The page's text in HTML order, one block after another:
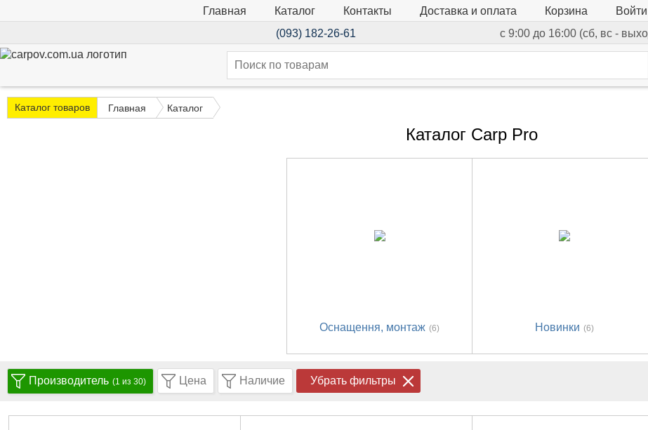
Главная Каталог Контакты Доставка и оплата Корзина Войти
(093) 182-26-61
с 9:00 до 16:00 (сб, вс -
Каталог товаров Главная Каталог
Каталог Carp Pro
Оснащення, монтаж (6) Новинки (6)
Производитель (1 из 30) Цена Наличие Убрать фильтры